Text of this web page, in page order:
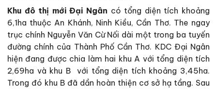
Khu đô thị mới Đại Ngân có tổng diện tích khoảng
6,1ha thuộc An Khánh, Ninh Kiều, Cần Thơ. The ngay
trục chính Nguyễn Văn Cừ Nối dài một trong ba tuyến
đường chính của Thành Phố Cần Thơ. KDC Đại Ngân
hiện đang được chia làm hai khu A với tổng diện tích
2,69ha và khu B với tổng diện tích khoảng 3,45ha.
Trong đó khu B đã dần hoàn thiện cơ sở hạ tầng. Sau